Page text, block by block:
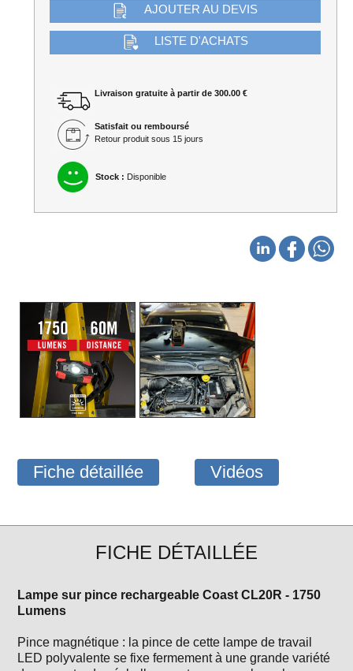
AJOUTER AU DEVIS
LISTE D'ACHATS
Livraison gratuite à partir de 300.00 €
Satisfait ou remboursé
Retour produit sous 15 jours
Stock : Disponible
Fiche détaillée Vidéos
FICHE DÉTAILLÉE
Lampe sur pince rechargeable Coast CL20R - 1750
Lumens
Pince magnétique : la pince de cette lampe de travail
LED polyvalente se fixe fermement à une grande variété